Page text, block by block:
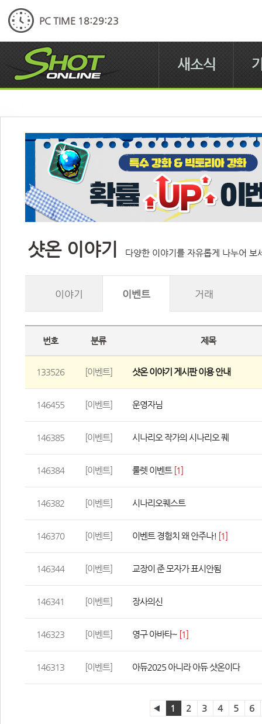
PC TIME 18:29:24
새소식
샷온 이야기 다양한 이야기를 자유롭게 나누어 보
이야기 이벤트 거래
번호 분류 제목
133526 [이벤트] 샷온 이야기 게시판 이용 안내
146455 [이벤트] 운영자님
146385 [이벤트] 시나리오 작가의 시나리오 퀘
146384 [이벤트] 룰렛 이벤트 [1]
146382 [이벤트] 시나리오퀘스트
146370 [이벤트] 이벤트 경험치 왜 안주나! [1]
146344 [이벤트] 교장이 준 모자가 표시안됨
146341 [이벤트] 장사의신
146323 [이벤트] 영구 아바타~ [1]
146313 [이벤트] 아듀2025 아니라 아듀 샷온이다
1 2 3 4 5 6